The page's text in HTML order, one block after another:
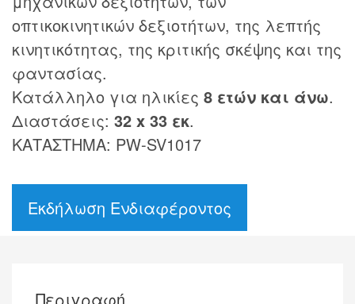
οπτικοκινητικών δεξιοτήτων, της λεπτής
κινητικότητας, της κριτικής σκέψης και της
φαντασίας.
Κατάλληλο για ηλικίες 8 ετών και άνω.
Διαστάσεις: 32 x 33 εκ.
ΚΑΤΑΣΤΗΜΑ: PW-SV1017
Εκδήλωση Ενδιαφέροντος
Περιγραφή